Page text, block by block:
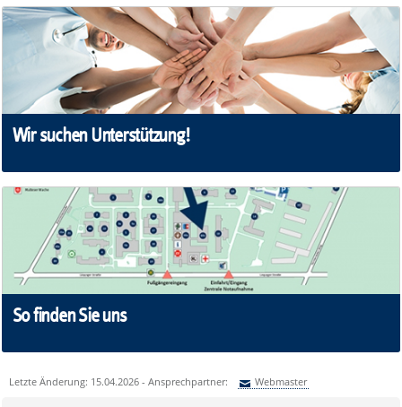
Wir suchen Unterstützung!
So finden Sie uns
Letzte Änderung: 15.04.2026 - Ansprechpartner: Webmaster